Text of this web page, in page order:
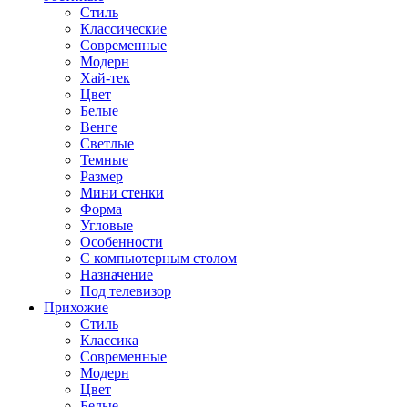
Стиль
Классические
Современные
Модерн
Хай-тек
Цвет
Белые
Венге
Светлые
Темные
Размер
Мини стенки
Форма
Угловые
Особенности
С компьютерным столом
Назначение
Под телевизор
Прихожие
Стиль
Классика
Современные
Модерн
Цвет